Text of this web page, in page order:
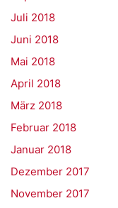
Juli 2018
Juni 2018
Mai 2018
April 2018
März 2018
Februar 2018
Januar 2018
Dezember 2017
November 2017